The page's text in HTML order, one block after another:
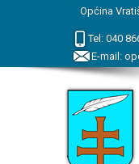
Općina
Tel: 040
E-mail: